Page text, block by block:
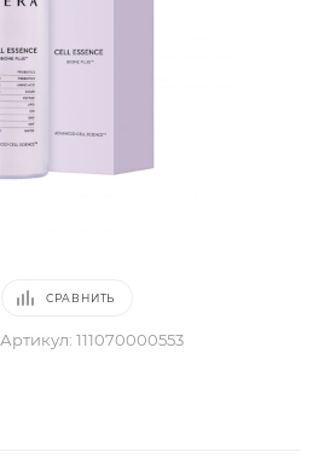
СРАВНИТЬ
Артикул: 111070000553